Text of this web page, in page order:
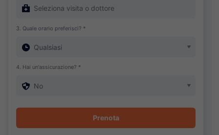
3. Quale orario preferisci? *
4. Hai un'assicurazione? *